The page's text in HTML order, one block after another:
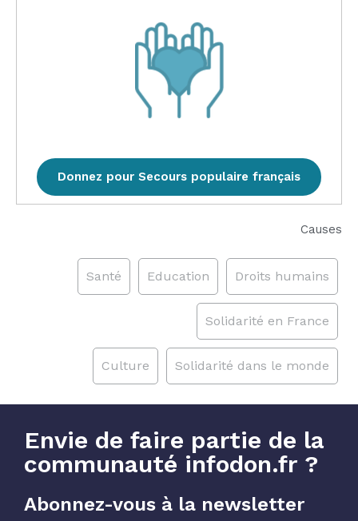
Donnez pour Secours populaire français
Causes
Droits humains
Education
Santé
Solidarité en France
Solidarité dans le monde
Culture
Envie de faire partie de la
communauté infodon.fr ?
Abonnez-vous à la newsletter